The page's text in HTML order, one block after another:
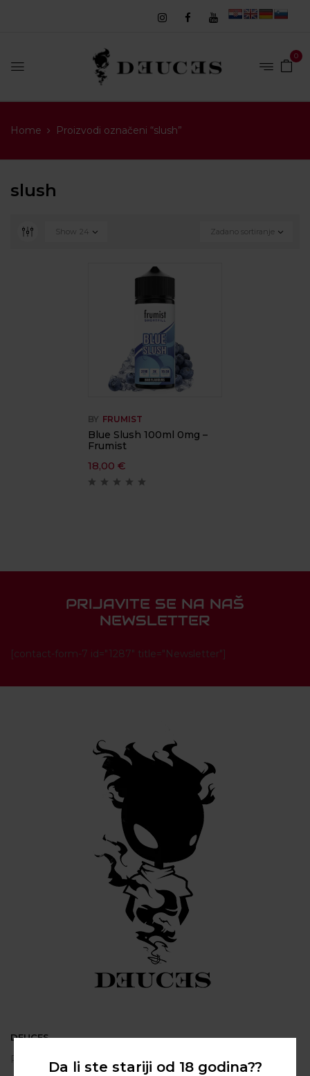
0
Home Proizvodi označeni “slush”
slush
Zadano sortiranje
Show 24
BY FRUMIST
Blue Slush 100ml 0mg –
Frumist
18,00 €
PRIJAVITE SE NA NAŠ
NEWSLETTER
[contact-form-7 id="1287" title="Newsletter"]
DEUCES
Polačišće 2Da li ste stariji od 18 godina??